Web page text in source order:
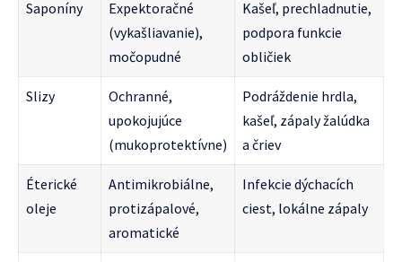
Saponíny
Expektoračné
(vykašliavanie),
močopudné
Kašeľ, prechladnutie,
podpora funkcie
obličiek
Slizy
Ochranné,
upokojujúce
(mukoprotektívne)
Podráždenie hrdla,
kašeľ, zápaly žalúdka
a čriev
Éterické
oleje
Antimikrobiálne,
protizápalové,
aromatické
Infekcie dýchacích
ciest, lokálne zápaly